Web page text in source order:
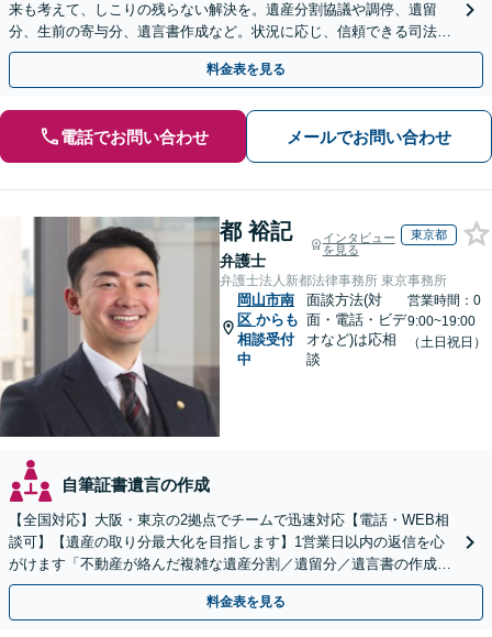
来も考えて、しこりの残らない解決を。遺産分割協議や調停、遺留
分、生前の寄与分、遺言書作成など。状況に応じ、信頼できる司法書
士・税理士をご紹介します【WEB面談＆出張相談可】
料金表を見る
電話でお問い合わせ メールでお問い合わせ
都 裕記
弁護士
インタビュー
を見る
東京都
弁護士法人新都法律事務所 東京事務所
岡山市南
区 からも
相談受付
中
面談方法(対
面・電話・ビデ
オなど)は応相
談
営業時間：0
9:00~19:00
（土日祝日）
自筆証書遺言の作成
【全国対応】大阪・東京の2拠点でチームで迅速対応【電話・WEB相
談可】【遺産の取り分最大化を目指します】1営業日以内の返信を心
がけます「不動産が絡んだ複雑な遺産分割／遺留分／遺言書の作成・
執行／事業承継など、お任せください」【休日相談あり】
料金表を見る